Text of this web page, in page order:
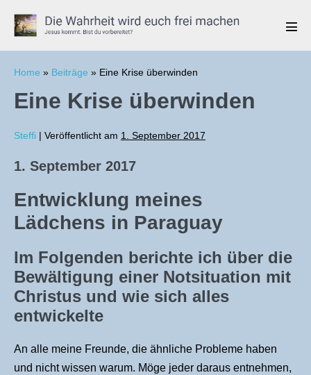
Inhalt
Home » Beiträge » Eine Krise überwinden
Eine Krise überwinden
Steffi | Veröffentlicht am 1. September 2017
1. September 2017
Entwicklung meines
Lädchens in Paraguay
Im Folgenden berichte ich über die
Bewältigung einer Notsituation mit
Christus und wie sich alles
entwickelte
An alle meine Freunde, die ähnliche Probleme haben
und nicht wissen warum. Möge jeder daraus entnehmen,